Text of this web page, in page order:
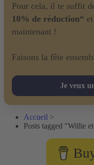
Pour cela, il te suffit
10% de réduction“
maintenant !
Faisons la fête
Je veux
Accueil >
Posts tagged "Willie